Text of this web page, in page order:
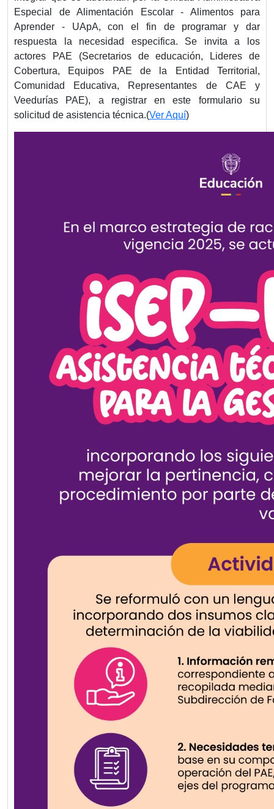
Especial de Alimentación Escolar - Alimentos para
Aprender - UApA, con el fin de programar y dar
respuesta la necesidad especifica. Se invita a los
actores PAE (Secretarios de educación, Lideres de
Cobertura, Equipos PAE de la Entidad Territorial,
Comunidad Educativa, Representantes de CAE y
Veedurías PAE), a registrar en este formulario su
solicitud de asistencia técnica.(Ver Aquí)